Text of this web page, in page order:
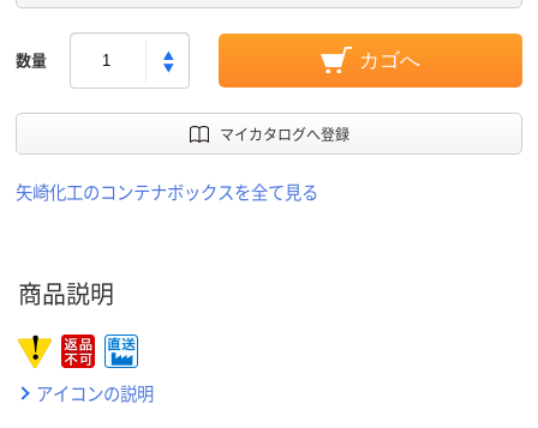
数量 カゴへ
マイカタログへ登録
矢崎化工のコンテナボックスを全て見る
商品説明
アイコンの説明